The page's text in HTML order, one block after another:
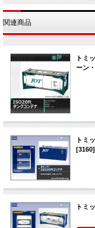
関連商品
トミ
ーン
トミ
[3160]
トミ